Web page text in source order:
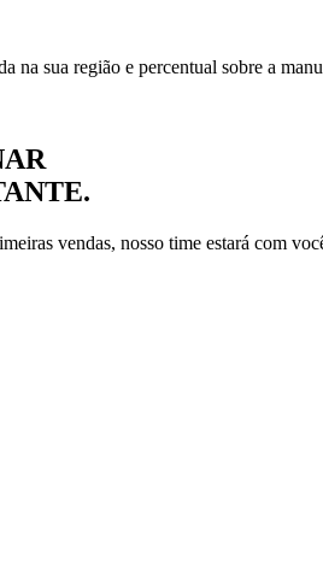
na sua região e percentual sobre a
vendas, nosso time estará com